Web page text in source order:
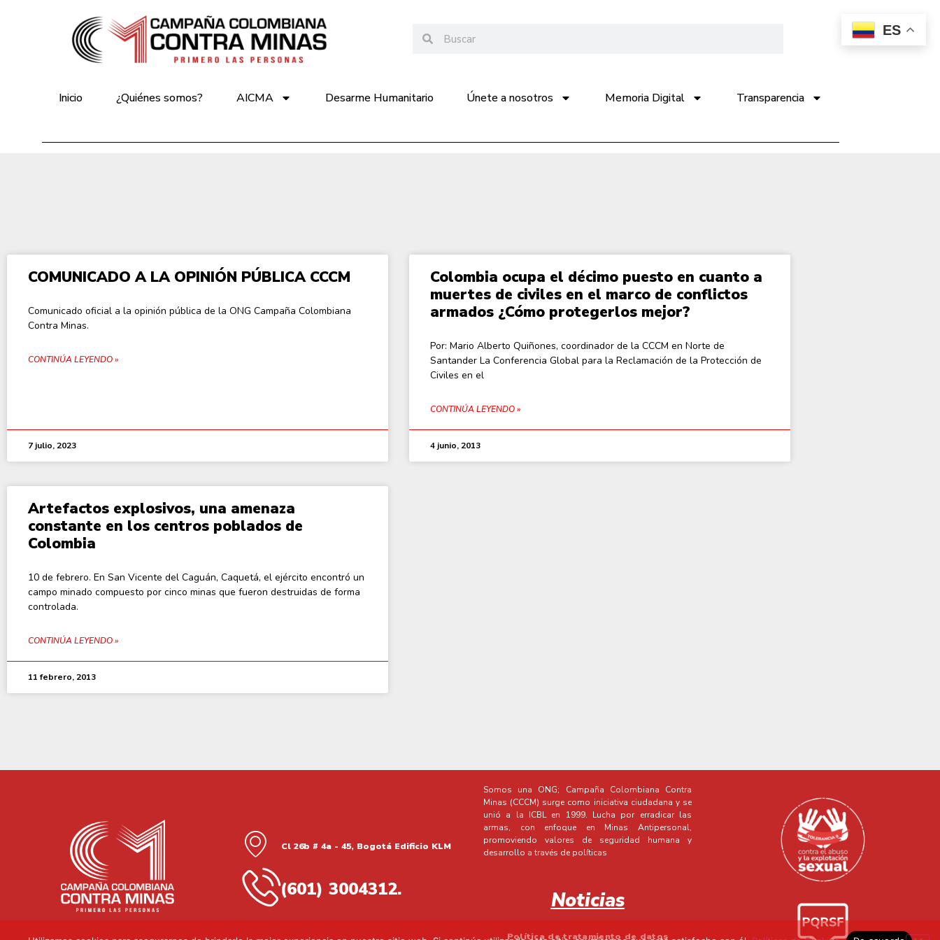
Inicio ¿Quiénes somos? AICMA Desarme Humanitario Únete a nosotros Memoria Digital Transparencia
COMUNICADO A LA OPINIÓN PÚBLICA CCCM
Comunicado oficial a la opinión pública de la ONG Campaña Colombiana
Contra Minas.
CONTINÚA LEYENDO »
7 julio, 2023
Colombia ocupa el décimo puesto en cuanto a
muertes de civiles en el marco de conflictos
armados ¿Cómo protegerlos mejor?
Por: Mario Alberto Quiñones, coordinador de la CCCM en Norte de
Santander La Conferencia Global para la Reclamación de la Protección de
Civiles en el
CONTINÚA LEYENDO »
4 junio, 2013
Artefactos explosivos, una amenaza
constante en los centros poblados de
Colombia
10 de febrero. En San Vicente del Caguán, Caquetá, el ejército encontró un
campo minado compuesto por cinco minas que fueron destruidas de forma
controlada.
CONTINÚA LEYENDO »
11 febrero, 2013
Cl 26b # 4a - 45, Bogotá Edificio KLM
(601) 3004312.
Somos una ONG; Campaña Colombiana Contra
Minas (CCCM) surge como iniciativa ciudadana y se
unió a la ICBL en 1999. Lucha por erradicar las
armas, con enfoque en Minas Antipersonal,
promoviendo valores de seguridad humana y
desarrollo a través de políticas
Noticias
Política de tratamiento de datos
ES